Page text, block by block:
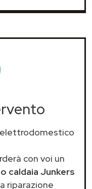
con voi un
caldaia Junkers
riparazione